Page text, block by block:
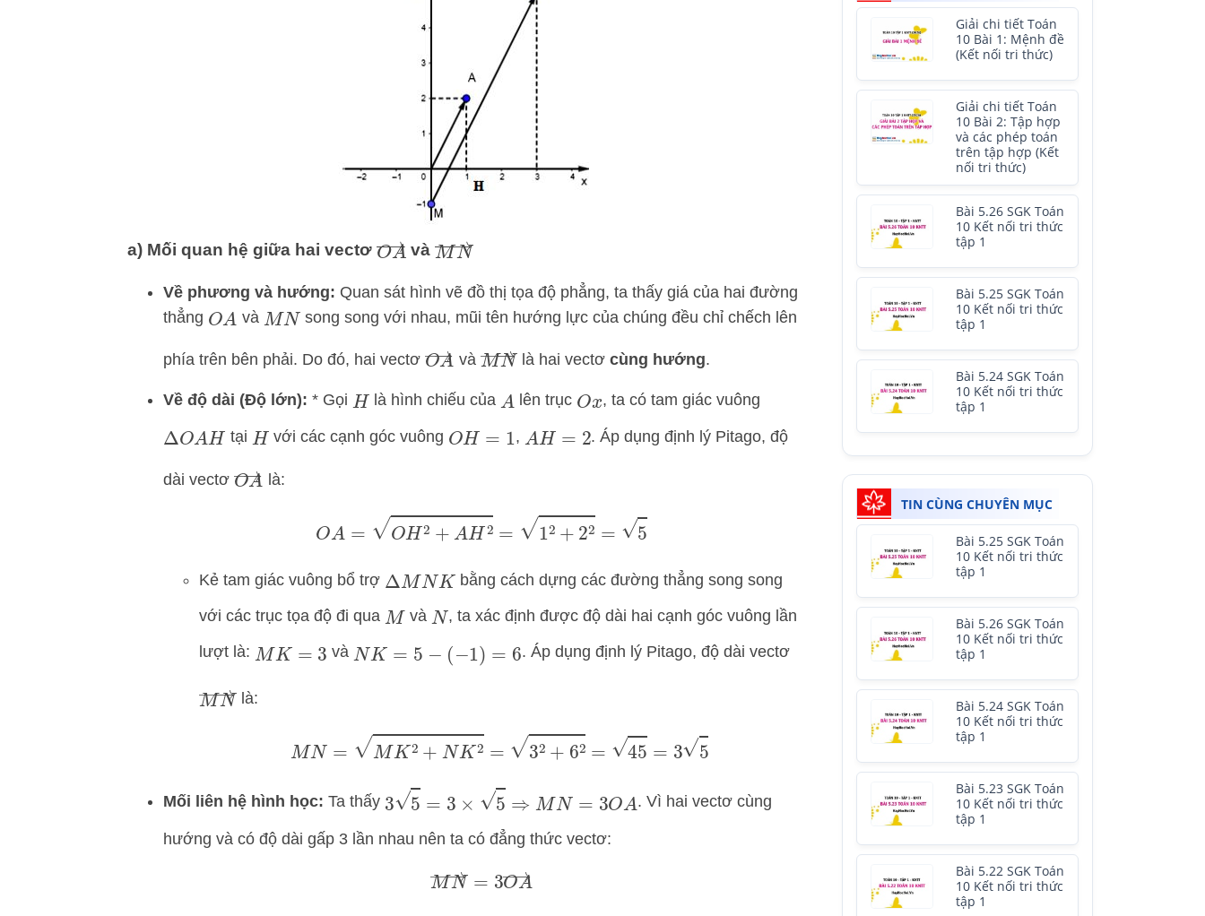
a) Mối quan hệ giữa hai vectơ OA →
vàMN→
Về phương và hướng: Quan sát hình vẽ đồ thị tọa độ phẳng, ta thấy giá của hai đường
thẳng OA và MN song song với nhau, mũi tên hướng lực của chúng đều chỉ chếch lên
phía trên bên phải. Do đó, hai vectơ OA →
và MN→là hai vectơcùng hướng.
Về độ dài (Độ lớn): * Gọi H là hình chiếu của A lên trục Ox, ta có tam giác vuông
ΔOAH tại Hvới các cạnh góc vuông OH =1 , AH=2 . Áp dụng định lý Pitago, độ
dài vectơ OA →
là:
OA=OH2 +AH2= 12+2 2=5
Kẻ tam giác vuông bổ trợ ΔMNK bằng cách dựng các đường thẳng song song
với các trục tọa độ đi qua M và N, ta xác định được độ dài hai cạnh góc vuông lần
lượt là: MK= 3 và NK= 5−(−1 )=6 . Áp dụng định lý Pitago, độ dài vectơ
MN→
là:
MN=MK 2+NK 2= 32+62 =45= 35
Mối liên hệ hình học: Ta thấy 35=3× 5⇒MN= 3O A . Vì hai vectơ cùng
hướng và có độ dài gấp 3 lần nhau nên ta có đẳng thức vectơ:
MN→ =3 OA→
Giải chi tiết Toán
10 Bài 1: Mệnh đề
(Kết nối tri thức)
Giải chi tiết Toán
10 Bài 2: Tập hợp
và các phép toán
trên tập hợp (Kết
nối tri thức)
Bài 5.26 SGK Toán
10 Kết nối tri thức
tập 1
Bài 5.25 SGK Toán
10 Kết nối tri thức
tập 1
Bài 5.24 SGK Toán
10 Kết nối tri thức
tập 1
TIN CÙNG CHUYÊN MỤC
Bài 5.25 SGK Toán
10 Kết nối tri thức
tập 1
Bài 5.26 SGK Toán
10 Kết nối tri thức
tập 1
Bài 5.24 SGK Toán
10 Kết nối tri thức
tập 1
Bài 5.23 SGK Toán
10 Kết nối tri thức
tập 1
Bài 5.22 SGK Toán
10 Kết nối tri thức
tập 1